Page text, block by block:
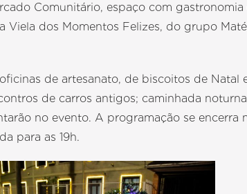
Comunitário, espaço com gastronomia
Viela dos Momentos Felizes, do grupo
de artesanato, de biscoitos de Natal
de carros antigos; caminhada
no evento. A programação se encerra
para as 19h.